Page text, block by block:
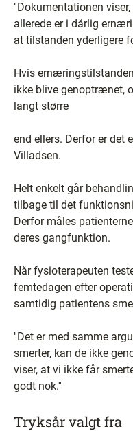
''Dokumentationen
allerede er i dårlig
at tilstanden yderligere
Hvis
ikke blive genoptrænet,
langt større
end ellers. Derfor er det
Villadsen.
Helt enkelt går
tilbage til det
Derfor måles
deres gangfunktion.
Når fysioterapeuten
femtedagen efter
samtidig patientens
''Det er med samme
smerter, kan de ikke
viser, at vi ikke får
godt nok.''
Tryksår valgt fra